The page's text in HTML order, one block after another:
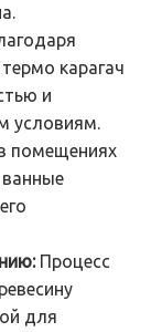
карагач
и
условиям.
помещениях
Процесс
для